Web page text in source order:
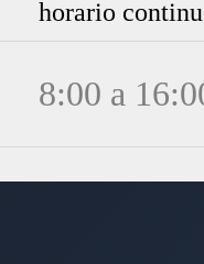
horario
8:00 a